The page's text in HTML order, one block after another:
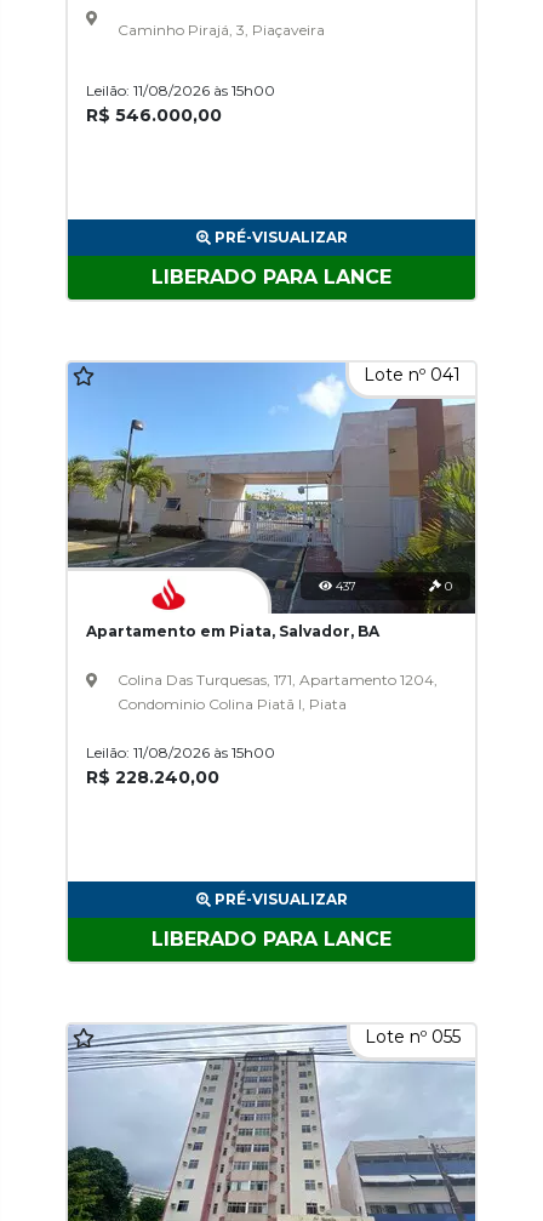
Caminho Pirajá, 3, Piaçaveira
Leilão: 11/08/2026 às 15h00
R$ 546.000,00
PRÉ-VISUALIZAR
LIBERADO PARA LANCE
Lote nº 041
437 0
Apartamento em Piata, Salvador, BA
Colina Das Turquesas, 171, Apartamento 1204,
Condominio Colina Piatã I, Piata
Leilão: 11/08/2026 às 15h00
R$ 228.240,00
PRÉ-VISUALIZAR
LIBERADO PARA LANCE
Lote nº 055